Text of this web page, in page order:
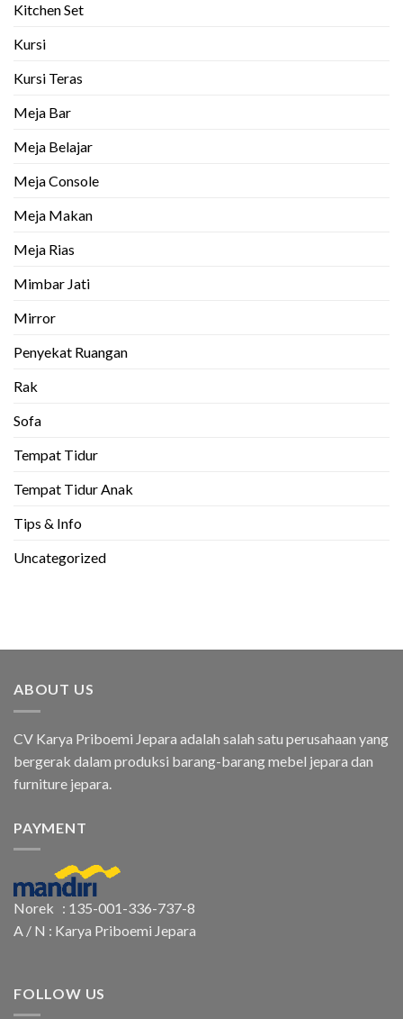
Kitchen Set
Kursi
Kursi Teras
Meja Bar
Meja Belajar
Meja Console
Meja Makan
Meja Rias
Mimbar Jati
Mirror
Penyekat Ruangan
Rak
Sofa
Tempat Tidur
Tempat Tidur Anak
Tips & Info
Uncategorized
ABOUT US
CV Karya Priboemi Jepara adalah salah satu perusahaan yang
bergerak dalam produksi barang-barang mebel jepara dan
furniture jepara.
PAYMENT
Norek : 135-001-336-737-8
A / N : Karya Priboemi Jepara
FOLLOW US